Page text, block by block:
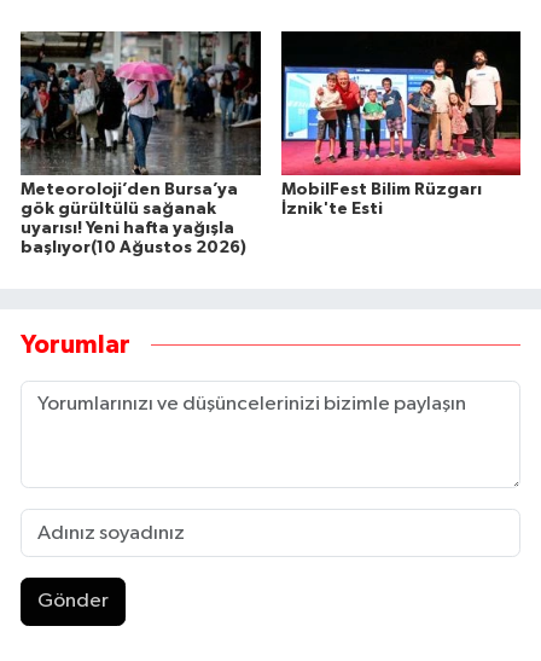
Meteoroloji’den Bursa’ya
gök gürültülü sağanak
uyarısı! Yeni hafta yağışla
başlıyor(10 Ağustos 2026)
MobilFest Bilim Rüzgarı
İznik'te Esti
Yorumlar
Gönder